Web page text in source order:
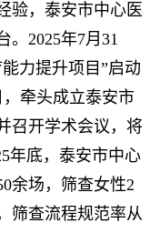
验， 泰安市中心医
。2025年7月31
力提升项目”启动
牵头成立泰安市
召开学术会议，将
底， 泰安市中心
余场，筛查女性2
筛查流程规范率从